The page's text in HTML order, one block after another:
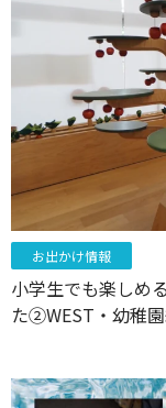
お出かけ情報
小学生でも楽しめ
た②WEST・幼稚